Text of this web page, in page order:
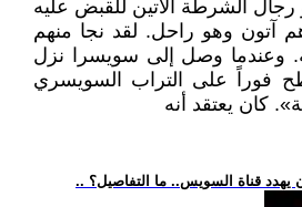
الشرطة الآتين للقبض عليه
وهو راحل. لقد نجا منهم
وعندما وصل إلى سويسرا نزل
فوراً على التراب السويسري
كان يعتقد أنه